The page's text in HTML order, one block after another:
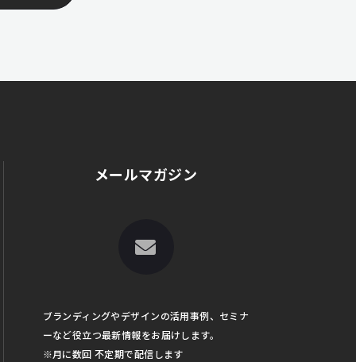
メールマガジン
ブランディングやデザインの活用事例、セミナ
ーなど役立つ最新情報をお届けします。
※月に数回 不定期で配信します